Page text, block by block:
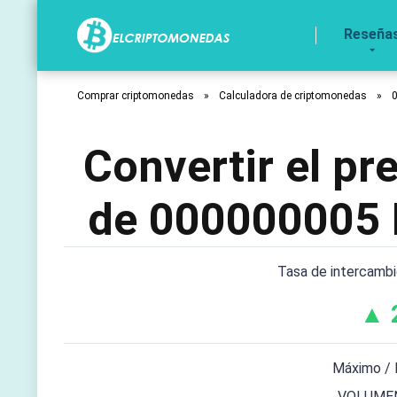
Comprar criptomonedas » Calculadora de criptomonedas »
Convertir el
de 000000005
Tasa de
▲
Máximo /